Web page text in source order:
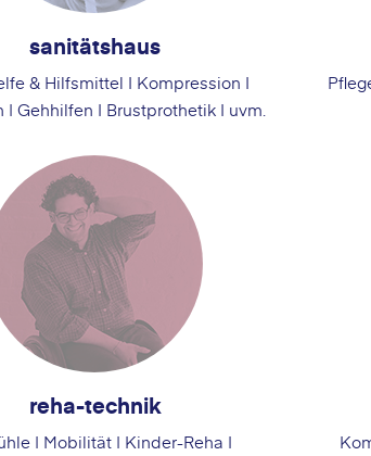
sanitätshaus
& Hilfsmittel I Kompression I
| Gehhilfen I Brustprothetik I uvm.
reha-technik
| Mobilität | Kinder-Reha |